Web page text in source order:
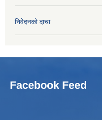
निवेदनको दाचा
Facebook Feed